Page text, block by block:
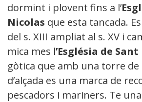
dormint i plovent fins a l’
Nicolas que esta tancada.
del s. XIII ampliat al s. XV i
mica mes l’Església de Sant
gòtica que amb una torre de
d’alçada es una marca de
pescadors i mariners. Te